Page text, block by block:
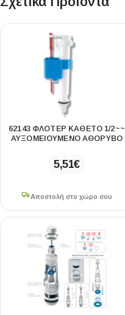
62143 ΦΛΟΤΈΡ ΚΆΘΕΤΟ 1/2~~
ΑΥΞΟΜΕΙΟΎΜΕΝΟ ΑΘΌΡΥΒΟ
5,51€
Αποστολή στο χώρο σου